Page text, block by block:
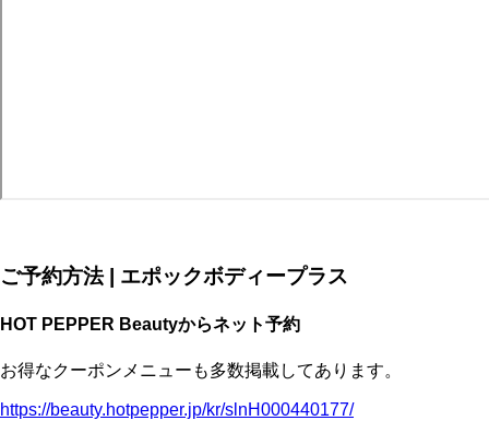
ご予約方法 | エポックボディープラス
HOT PEPPER Beautyからネット予約
お得なクーポンメニューも多数掲載してあります。
https://beauty.hotpepper.jp/kr/slnH000440177/